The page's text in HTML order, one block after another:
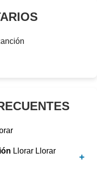
Llorar Llorar